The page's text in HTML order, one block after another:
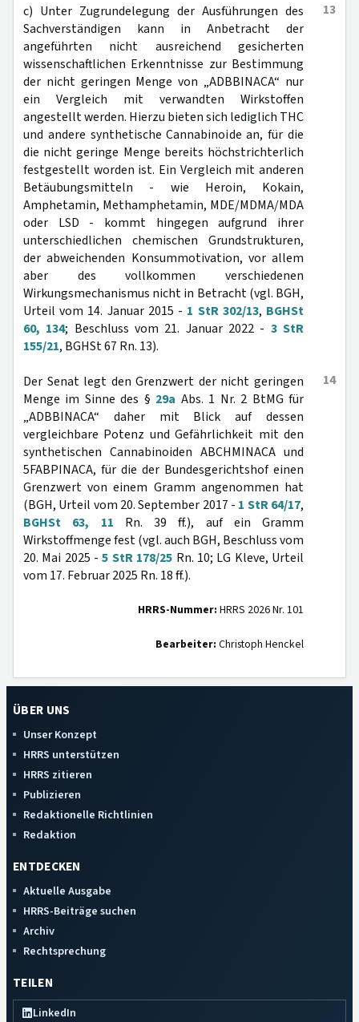
13
c) Unter Zugrundelegung der Ausführungen des
Sachverständigen kann in Anbetracht der
angeführten nicht ausreichend gesicherten
wissenschaftlichen Erkenntnisse zur Bestimmung
der nicht geringen Menge von „ADBBINACA“ nur
ein Vergleich mit verwandten Wirkstoffen
angestellt werden. Hierzu bieten sich lediglich THC
und andere synthetische Cannabinoide an, für die
die nicht geringe Menge bereits höchstrichterlich
festgestellt worden ist. Ein Vergleich mit anderen
Betäubungsmitteln - wie Heroin, Kokain,
Amphetamin, Methamphetamin, MDE/MDMA/MDA
oder LSD - kommt hingegen aufgrund ihrer
unterschiedlichen chemischen Grundstrukturen,
der abweichenden Konsummotivation, vor allem
aber des vollkommen verschiedenen
Wirkungsmechanismus nicht in Betracht (vgl. BGH,
Urteil vom 14. Januar 2015 - 1 StR 302/13, BGHSt
60, 134; Beschluss vom 21. Januar 2022 - 3 StR
155/21, BGHSt 67 Rn. 13).
14
Der Senat legt den Grenzwert der nicht geringen
Menge im Sinne des § 29a Abs. 1 Nr. 2 BtMG für
„ADBBINACA“ daher mit Blick auf dessen
vergleichbare Potenz und Gefährlichkeit mit den
synthetischen Cannabinoiden ABCHMINACA und
5FABPINACA, für die der Bundesgerichtshof einen
Grenzwert von einem Gramm angenommen hat
(BGH, Urteil vom 20. September 2017 - 1 StR 64/17,
BGHSt 63, 11 Rn. 39 ff.), auf ein Gramm
Wirkstoffmenge fest (vgl. auch BGH, Beschluss vom
20. Mai 2025 -5 StR 178/25 Rn. 10; LG Kleve, Urteil
vom 17. Februar 2025 Rn. 18 ff.).
HRRS-Nummer: HRRS 2026 Nr. 101
Bearbeiter: Christoph Henckel
ÜBER UNS
Unser Konzept
HRRS unterstützen
HRRS zitieren
Publizieren
Redaktionelle Richtlinien
Redaktion
ENTDECKEN
Aktuelle Ausgabe
HRRS-Beiträge suchen
Archiv
Rechtsprechung
TEILEN
LinkedIn